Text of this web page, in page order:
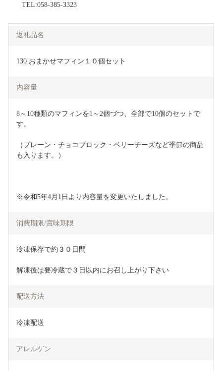
TEL:058-385-3323
返礼品名
130 おまかせマフィン１０個セット
内容量
8～10種類のマフィンを1～2個づつ、全部で10個のセットで
す。
（プレーン・チョコブロック・ベリーチーズなど季節の商品
も入ります。）
※令和5年4月1日より内容量を変更いたしました。
消費期限/賞味期限
冷凍保存で約３０日間
解凍後は要冷蔵で３日以内にお召し上がり下さい
配送方法
冷凍配送
アレルゲン